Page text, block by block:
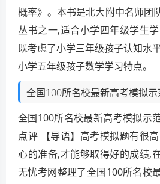
概率》。本书是北大附中名师团
丛书之一,适合小学四年级学生
既考虑了小学三年级孩子认知水
小学五年级孩子数学学习特点。
全国100所名校最新高考模拟
全国100所名校最新高考模拟示
点评 【导语】高考模拟题有很
心的准备,才能够取得好的成绩,
无忧考网整理了全国100所名校